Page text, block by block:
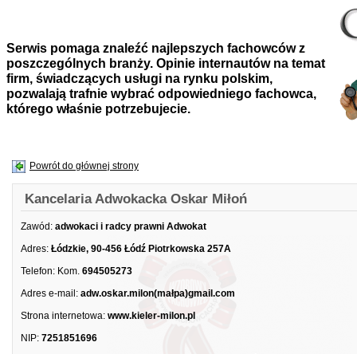
Serwis pomaga znaleźć najlepszych fachowców z
poszczególnych branży. Opinie internautów na temat
firm, świadczących usługi na rynku polskim,
pozwalają trafnie wybrać odpowiedniego fachowca,
którego właśnie potrzebujecie.
Powrót do głównej strony
Kancelaria Adwokacka Oskar Miłoń
Zawód: adwokaci i radcy prawni Adwokat
Adres: Łódzkie, 90-456 Łódź Piotrkowska 257A
Telefon: Kom. 694505273
Adres e-mail: adw.oskar.milon(małpa)gmail.com
Strona internetowa: www.kieler-milon.pl
NIP: 7251851696